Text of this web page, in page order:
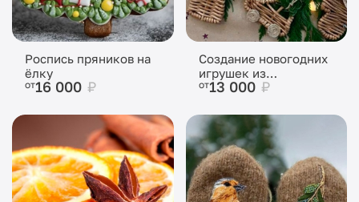
Роспись пряников на
ёлку
от16 000 ₽
Создание новогодних
игрушек из
натуральных
от13 000 ₽